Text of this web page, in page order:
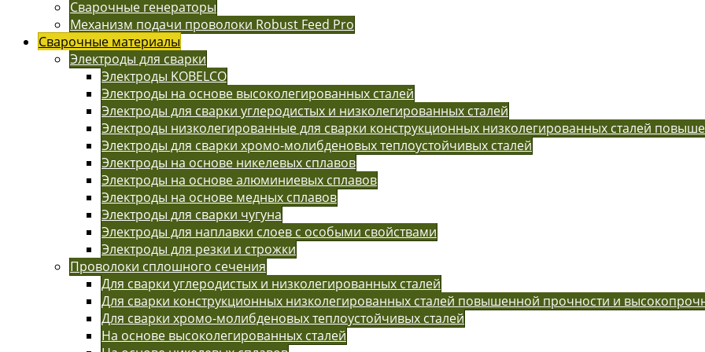
Сварочные генераторы
Механизм подачи проволоки Robust Feed Pro
Сварочные материалы
Электроды для сварки
Электроды KOBELCO
Электроды на основе высоколегированных сталей
Электроды для сварки углеродистых и низколегированных сталей
Электроды низколегированные для сварки конструкционных низколегированных сталей
Электроды для сварки хромо-молибденовых теплоустойчивых сталей
Электроды на основе никелевых сплавов
Электроды на основе алюминиевых сплавов
Электроды на основе медных сплавов
Электроды для сварки чугуна
Электроды для наплавки слоев с особыми свойствами
Электроды для резки и строжки
Проволоки сплошного сечения
Для сварки углеродистых и низколегированных сталей
Для сварки конструкционных низколегированных сталей повышенной прочности и
Для сварки хромо-молибденовых теплоустойчивых сталей
На основе высоколегированных сталей